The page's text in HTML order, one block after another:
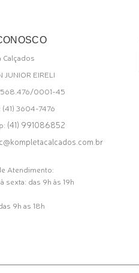
Calçados
JUNIOR EIRELI
0001-45
(41) 3604-7476
(41) 991086852
Atendimento:
sexta: das 9h às 19h
9h as 18h